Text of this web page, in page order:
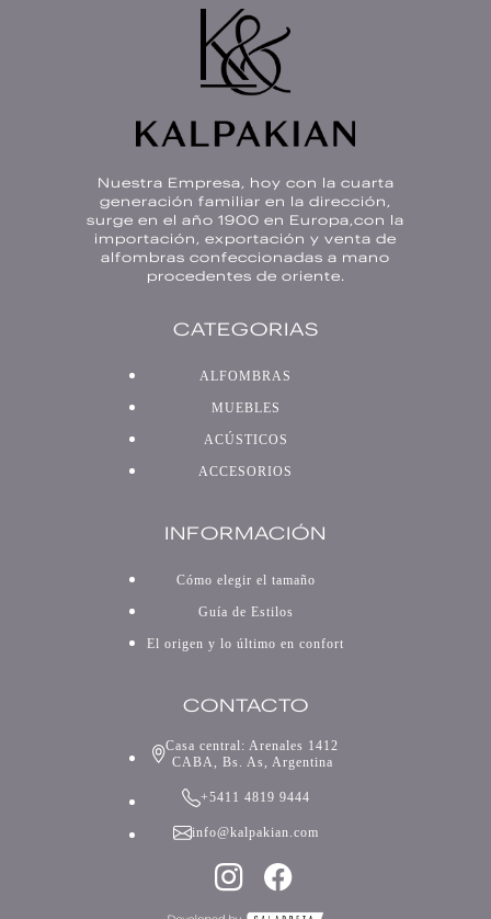
Nuestra Empresa, hoy con la cuarta
generación familiar en la dirección,
surge en el año 1900 en Europa,con la
importación, exportación y venta de
alfombras confeccionadas a mano
procedentes de oriente.
CATEGORIAS
ALFOMBRAS
MUEBLES
ACÚSTICOS
ACCESORIOS
INFORMACIÓN
Cómo elegir el tamaño
Guía de Estilos
El origen y lo último en confort
CONTACTO
Casa central: Arenales 1412
CABA, Bs. As, Argentina
+5411 4819 9444
info@kalpakian.com